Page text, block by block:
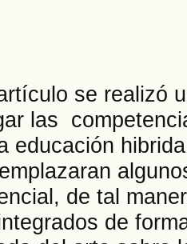
se realizó
las
educación
de tal
de